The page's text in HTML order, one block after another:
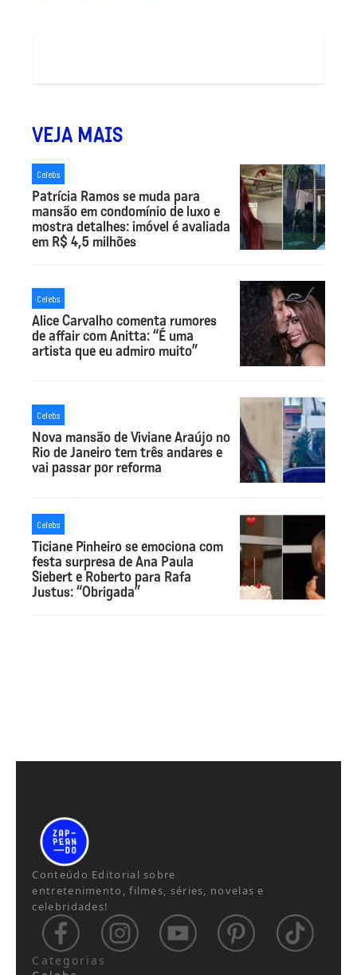
VEJA MAIS
Celebs
Patrícia Ramos se muda para
mansão em condomínio de luxo e
mostra detalhes: imóvel é avaliada
em R$ 4,5 milhões
Celebs
Alice Carvalho comenta rumores
de affair com Anitta: “É uma
artista que eu admiro muito”
Celebs
Nova mansão de Viviane Araújo no
Rio de Janeiro tem três andares e
vai passar por reforma
Celebs
Ticiane Pinheiro se emociona com
festa surpresa de Ana Paula
Siebert e Roberto para Rafa
Justus: “Obrigada”
Conteúdo Editorial sobre
entretenimento, filmes, séries, novelas e
celebridades!
Categorias